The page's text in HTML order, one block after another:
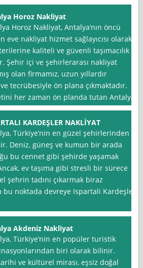
Horoz Nakliyat
Horoz Nakliyat, Antalya’nın öncü
eve nakliyat hizmet sağlayıcısı olarak,
kaliteli ve güvenli taşımacılık
Şehir içi ve şehirlerarası nakliyat
olan firmamız, uzun yıllardır
tecrübesiyle ön plana çıkmaktadır.
her zaman ön planda tutan Antalya
KARDEŞLER NAKLİYAT
Türkiye’nin en güzel şehirlerinden
Deniz, güneş ve kumun bir arada
bu cennet gibi şehirde yaşamak
ev taşıma gibi stresli bir sürece
şehrin tadını çıkarmak biraz
noktada devreye Ispartali Kardeşler
Akdeniz Nakliyat
Türkiye’nin en popüler turistik
biri olarak bilinir.
ve kültürel mirası, eşsiz doğal